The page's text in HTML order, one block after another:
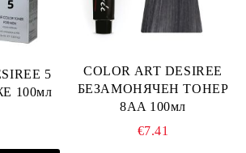
5
100мл
COLOR ART DESIREE
БЕЗАМОНЯЧЕН ТОНЕР
8AA 100мл
€7.41